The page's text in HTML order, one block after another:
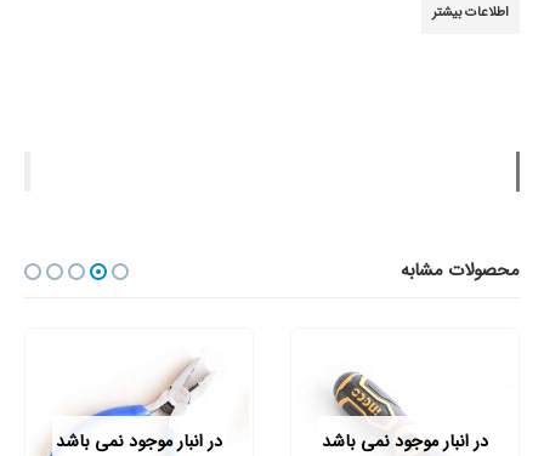
اطلاعات بیشتر
محصولات مشابه
در انبار موجود نمی باشد در انبار موجود نمی باشد